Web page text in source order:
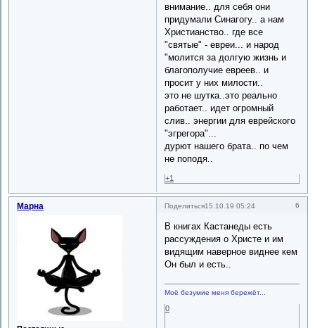
внимание.. для себя они
придумали Синагогу.. а нам
Христианство.. где все
"святые" - евреи... и народ
"молится за долгую жизнь и
благополучие евреев.. и
просит у них милости..
это не шутка..это реально
работает.. идет огромный
слив.. энергии для еврейского
"эгрегора"...
дурют нашего брата.. по чем
не поподя..
+1
Поделиться 6
15.10.19 05:24
Марна
В книгах Кастанеды есть
рассуждения о Христе и им
видящим наверное виднее кем
Он был и есть..
Моё безумие меня бережёт...
0